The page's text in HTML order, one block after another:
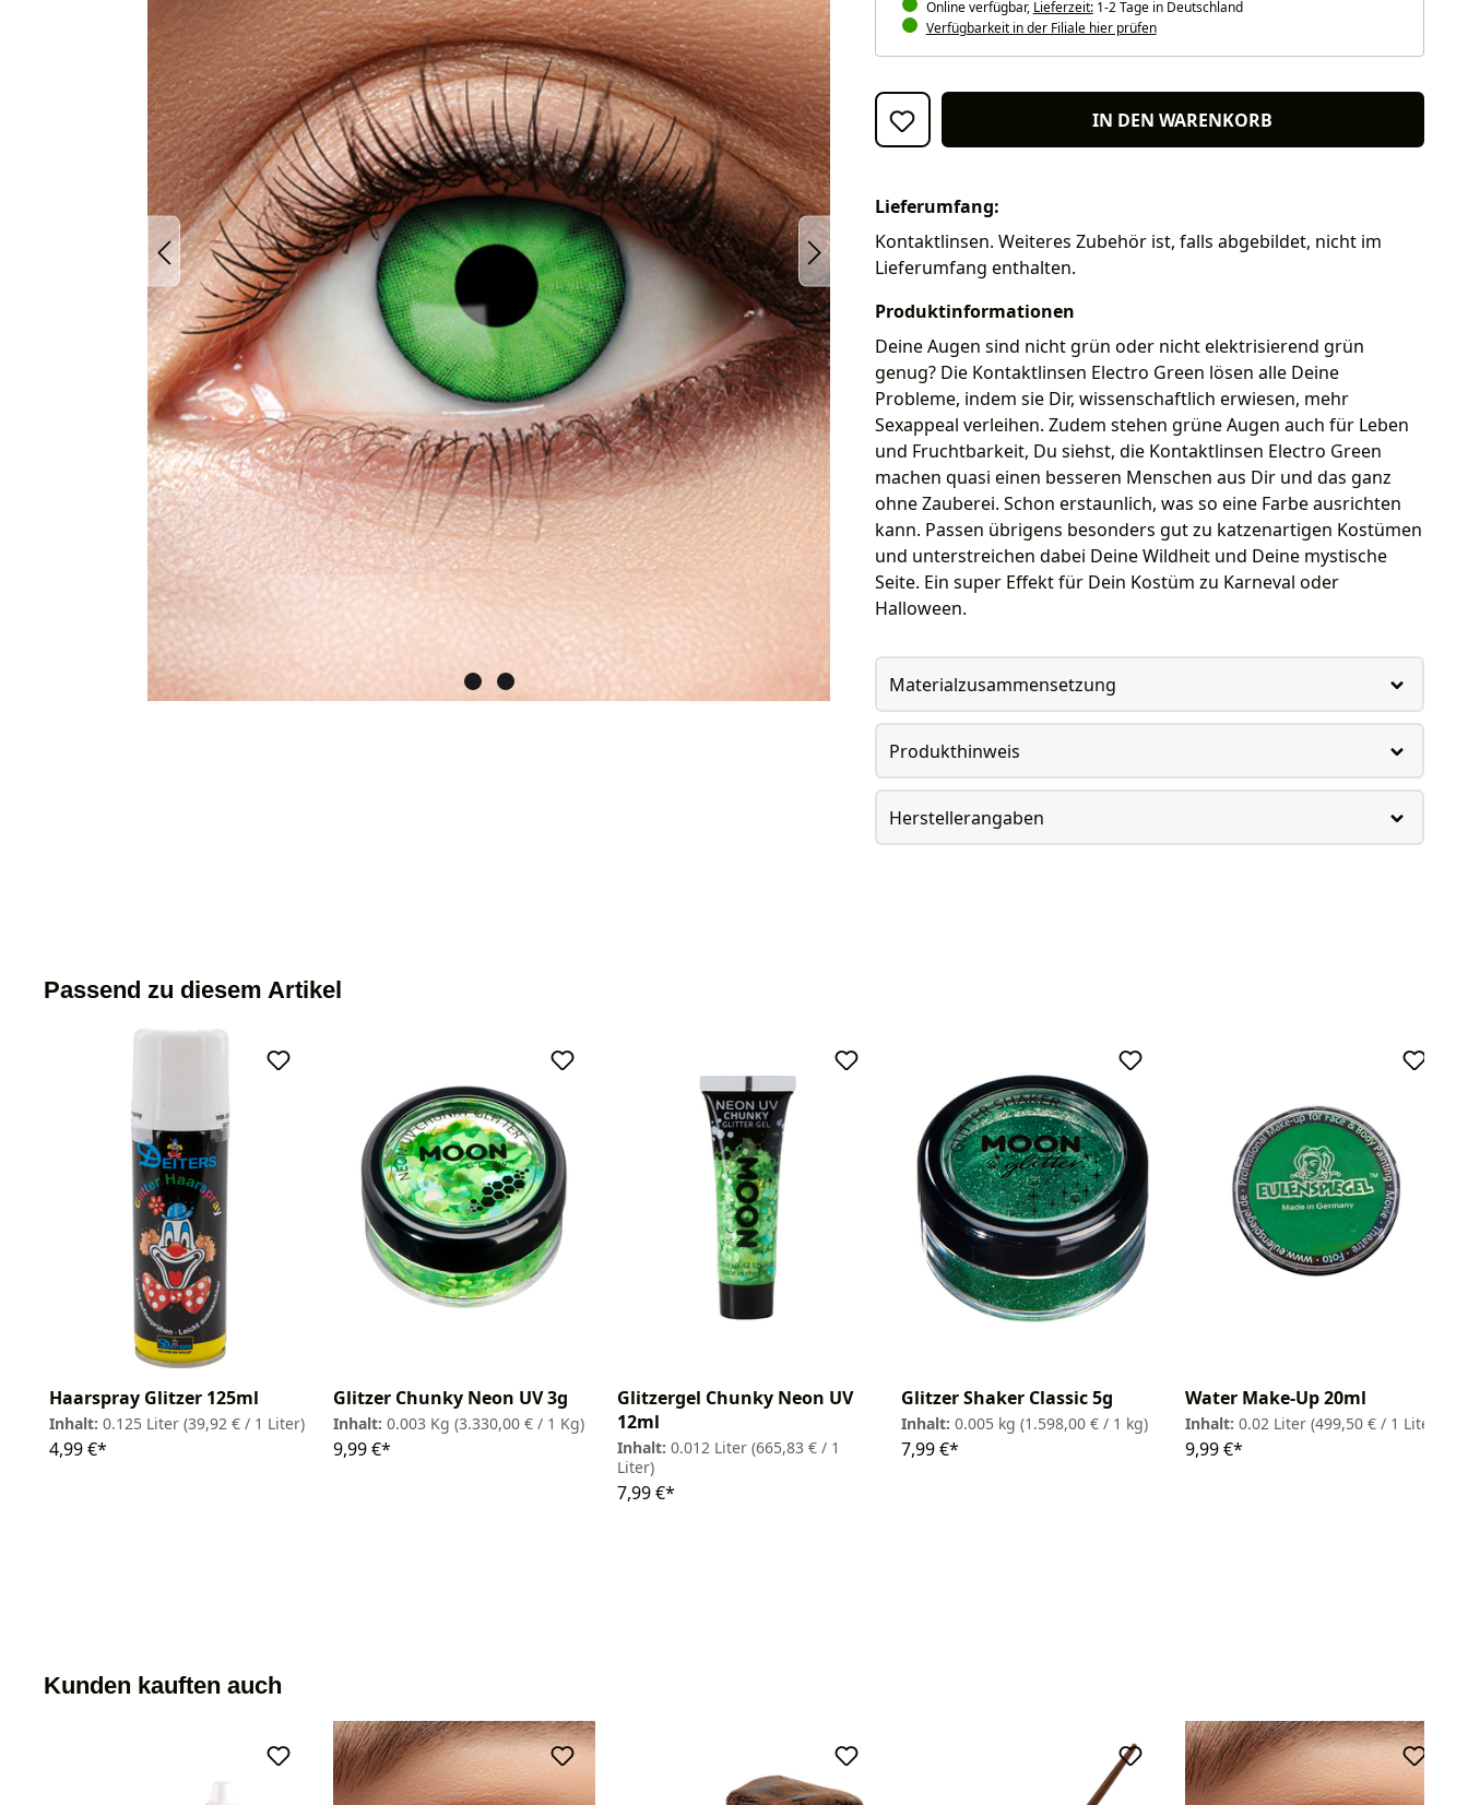
Online verfügbar, Lieferzeit:1-2 Tage in Deutschland
Verfügbarkeit in der Filiale hier prüfen
IN DEN WARENKORB
Lieferumfang:
Kontaktlinsen. Weiteres Zubehör ist, falls abgebildet, nicht im
Lieferumfang enthalten.
Produktinformationen
Deine Augen sind nicht grün oder nicht elektrisierend grün
genug? Die Kontaktlinsen Electro Green lösen alle Deine
Probleme, indem sie Dir, wissenschaftlich erwiesen, mehr
Sexappeal verleihen. Zudem stehen grüne Augen auch für Leben
und Fruchtbarkeit, Du siehst, die Kontaktlinsen Electro Green
machen quasi einen besseren Menschen aus Dir und das ganz
ohne Zauberei. Schon erstaunlich, was so eine Farbe ausrichten
kann. Passen übrigens besonders gut zu katzenartigen Kostümen
und unterstreichen dabei Deine Wildheit und Deine mystische
Seite. Ein super Effekt für Dein Kostüm zu Karneval oder
Halloween.
Materialzusammensetzung
Produkthinweis
Herstellerangaben
Passend zu diesem Artikel
Haarspray Glitzer 125ml
Inhalt: 0.125 Liter (39,92 € / 1 Liter)
4,99 €*
Glitzer Chunky Neon UV 3g
Inhalt: 0.003 Kg (3.330,00 € / 1 Kg)
9,99 €*
Glitzergel Chunky Neon UV
12ml
Inhalt: 0.012 Liter (665,83 € / 1
Liter)
7,99 €*
Glitzer Shaker Classic 5g
Inhalt: 0.005 kg (1.598,00 € / 1 kg)
7,99 €*
Water Make-Up 20ml
Inhalt: 0.02 Liter (499,50 € / 1 Liter)
9,99 €*
Kunden kauften auch